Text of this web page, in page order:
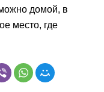
домой, в
место, где